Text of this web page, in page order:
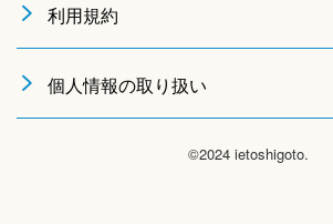
利用規約
個人情報の取り扱い
©2024 ietoshigoto.